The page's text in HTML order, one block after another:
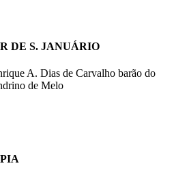
DE S. JANUÁRIO
A. Dias de Carvalho barão do
de Melo